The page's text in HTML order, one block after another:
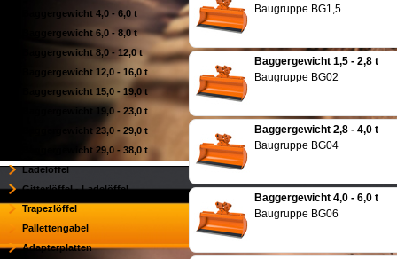
Baggergewicht 4,0 - 6,0 t
Baggergewicht 6,0 - 8,0 t
Baggergewicht 8,0 - 12,0 t
Baggergewicht 12,0 - 16,0 t
Baggergewicht 15,0 - 19,0 t
Baggergewicht 19,0 - 23,0 t
Baggergewicht 23,0 - 29,0 t
Baggergewicht 29,0 - 38,0 t
Ladelöffel
Gitterlöffel - Ladelöffel
Trapezlöffel
Pallettengabel
Adapterplatten
Baugruppe BG1,5
Baggergewicht 1,5 - 2,8 t
Baugruppe BG02
Baggergewicht 2,8 - 4,0 t
Baugruppe BG04
Baggergewicht 4,0 - 6,0 t
Baugruppe BG06